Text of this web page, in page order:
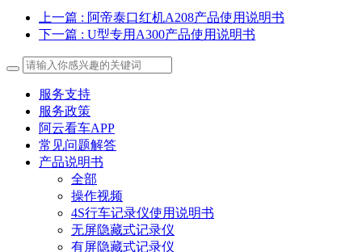
上一篇 : 阿帝泰口红机A208产品使用说明书
下一篇 : U型专用A300产品使用说明书
服务支持
服务政策
阿云看车APP
常见问题解答
产品说明书
全部
操作视频
4S行车记录仪使用说明书
无屏隐藏式记录仪
有屏隐藏式记录仪